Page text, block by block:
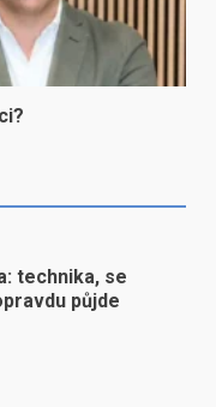
technika, se
půjde